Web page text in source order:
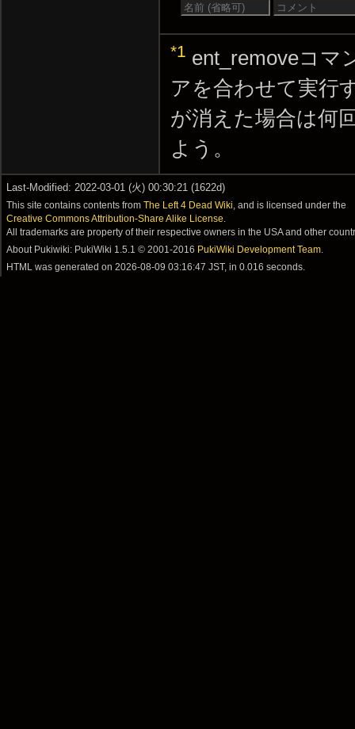
*1 ent_removeコマ
アを合わせて実行
が消えた場合は何
よう。
Last-Modified: 2022-03-01 (火) 00:30:21 (1622d)
This site contains contents fromThe Left 4 Dead Wiki , and is licensed under the
Creative Commons Attribution-Share Alike License
All trademarks are property of their respective owners in the USA and other
About Pukiwiki: PukiWiki 1.5.1 © 2001-2016 PukiWiki Development Team
HTML was generated on2026-08-09 03:16:47 JST, in 0.016 seconds.